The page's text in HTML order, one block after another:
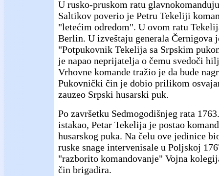
U rusko-pruskom ratu
Saltikov poverio je Petru Tekeliji
"letećim odredom". U ovom ratu
Berlin. U izveštaju generala Černigova
"Potpukovnik Tekelija sa Srpskim
je napao neprijatelja o čemu svedoči
Vrhovne komande tražio je da bude
Pukovnički čin je dobio prilikom
zauzeo Srpski husarski puk.
Po završetku Sedmogodišnjeg rata
istakao, Petar Tekelija je postao
husarskog puka. Na čelu ove jedinice
ruske snage intervenisale u Poljskoj
"razborito komandovanje" Vojna
čin brigadira.